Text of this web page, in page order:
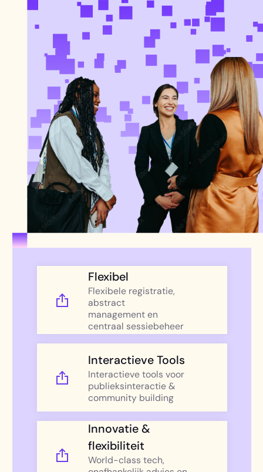
Flexibel
Flexibele registratie,
abstract
management en
centraal sessiebeheer
Interactieve Tools
Interactieve tools voor
publieksinteractie &
community building
Innovatie &
flexibiliteit
World-class tech,